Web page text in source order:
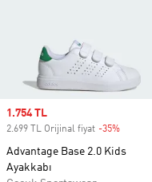
Sale price
1.754 TL
2.699 TL Orijinal fiyat -35%
Advantage Base 2.0 Kids
Ayakkabı